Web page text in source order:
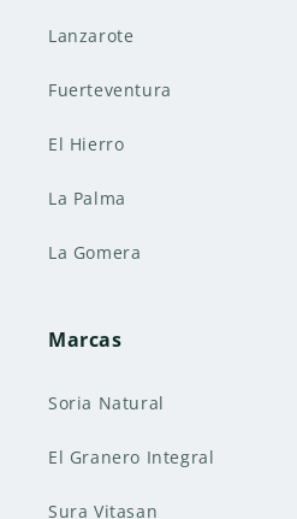
Lanzarote
Fuerteventura
El Hierro
La Palma
La Gomera
Marcas
Soria Natural
El Granero Integral
Sura Vitasan